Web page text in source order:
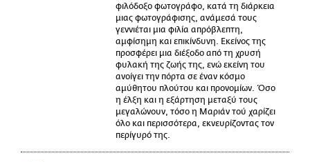
φιλόδοξο φωτογράφο, κατά τη διάρκεια
μιας φωτογράφισης, ανάμεσά τους
γεννιέται μια φιλία απρόβλεπτη,
αμφίσημη και επικίνδυνη. Εκείνος της
προσφέρει μια διέξοδο από τη χρυσή
φυλακή της ζωής της, ενώ εκείνη του
ανοίγει την πόρτα σε έναν κόσμο
αμύθητου πλούτου και προνομίων. Όσο
η έλξη και η εξάρτηση μεταξύ τους
μεγαλώνουν, τόσο η Μαριάν τού χαρίζει
όλο και περισσότερα, εκνευρίζοντας τον
περίγυρό της.